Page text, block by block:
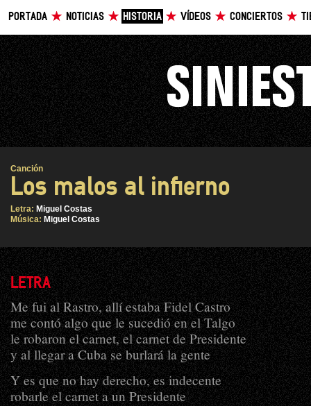
PORTADA NOTICIAS HISTORIA VÍDEOS CONCIERTOS
Canción
Los malos al infierno
Letra: Miguel Costas
Música: Miguel Costas
LETRA
Me fui al Rastro, allí estaba Fidel Castro
me contó algo que le sucedió en el Talgo
le robaron el carnet, el carnet de Presidente
y al llegar a Cuba se burlará la gente
Y es que no hay derecho, es indecente
robarle el carnet a un Presidente